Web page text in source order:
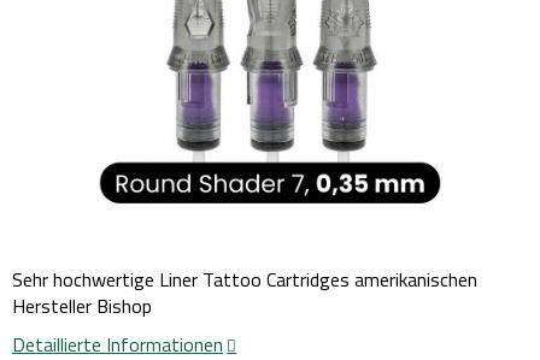
Sehr hochwertige Liner Tattoo Cartridges amerikanischen
Hersteller Bishop
Detaillierte Informationen